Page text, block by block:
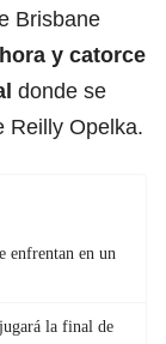
Brisbane
y catorce
donde se
Reilly Opelka.
enfrentan en un
la final de